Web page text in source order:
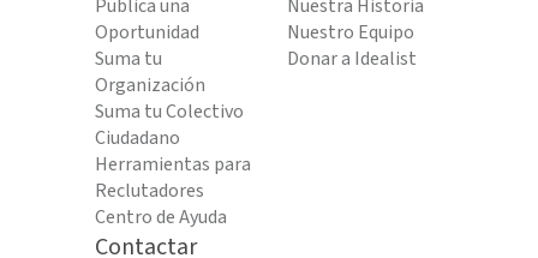
Publica una
Oportunidad
Suma tu
Organización
Suma tu Colectivo
Ciudadano
Herramientas para
Reclutadores
Centro de Ayuda
Nuestra Historia
Nuestro Equipo
Donar a Idealist
Contactar